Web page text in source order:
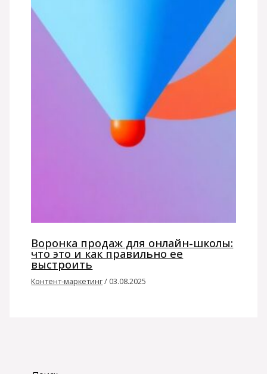
Воронка продаж для онлайн-школы:
что это и как правильно ее
выстроить
Контент-маркетинг/ 03.08.2025